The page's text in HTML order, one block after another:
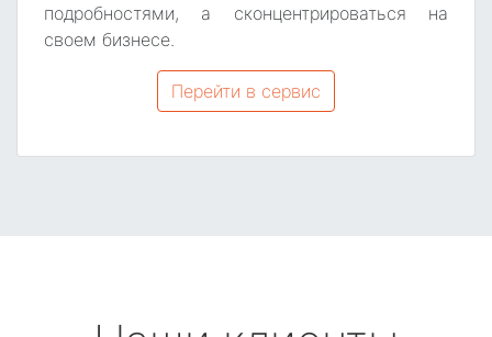
подробностями, а сконцентрироваться на
своем бизнесе.
Перейти в сервис